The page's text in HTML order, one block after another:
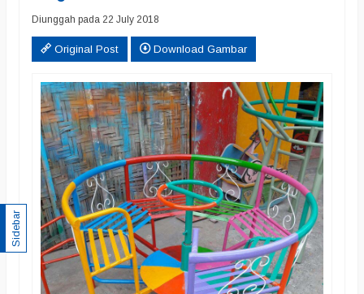
Diunggah pada 22 July 2018
Original Post Download Gambar
Sidebar